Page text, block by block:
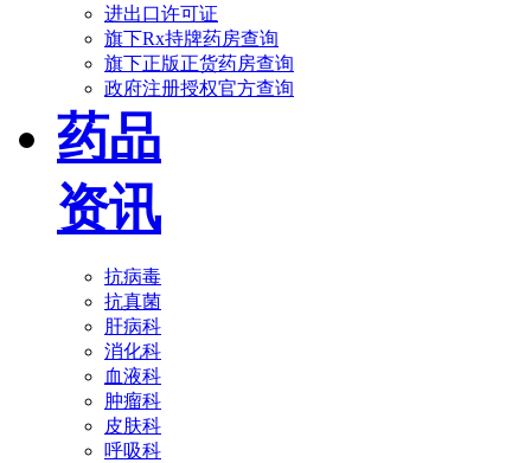
进出口许可证
旗下Rx持牌药房查询
旗下正版正货药房查询
政府注册授权官方查询
药品
资讯
抗病毒
抗真菌
肝病科
消化科
血液科
肿瘤科
皮肤科
呼吸科